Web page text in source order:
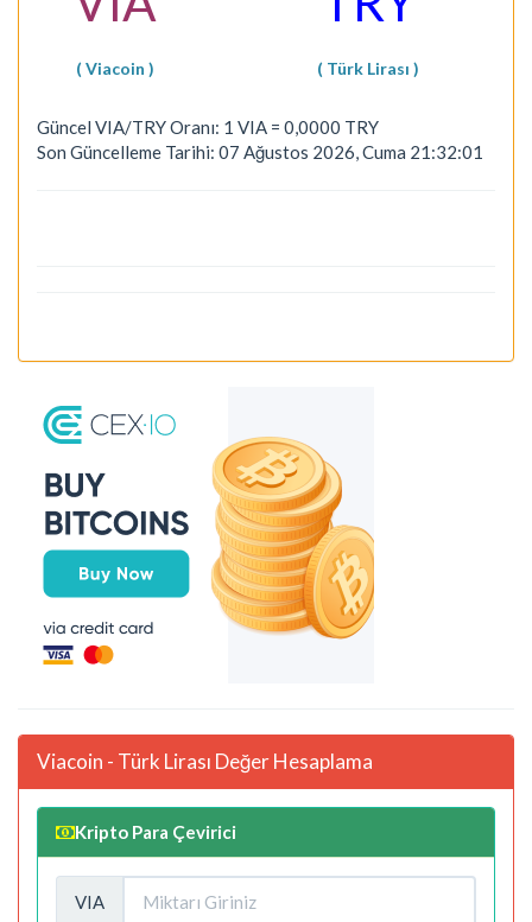
( Viacoin ) ( Türk Lirası )
Güncel VIA/TRY Oranı: 1 VIA = 0,0000 TRY
Son Güncelleme Tarihi: 07 Ağustos 2026, Cuma 21:32:01
Viacoin - Türk Lirası Değer Hesaplama
Kripto Para Çevirici
VIA